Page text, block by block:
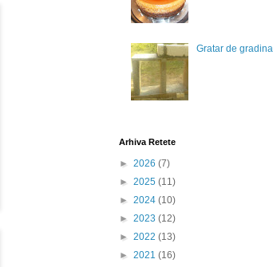
Gratar de gradina
Arhiva Retete
► 2026 (7)
► 2025 (11)
► 2024 (10)
► 2023 (12)
► 2022 (13)
► 2021 (16)